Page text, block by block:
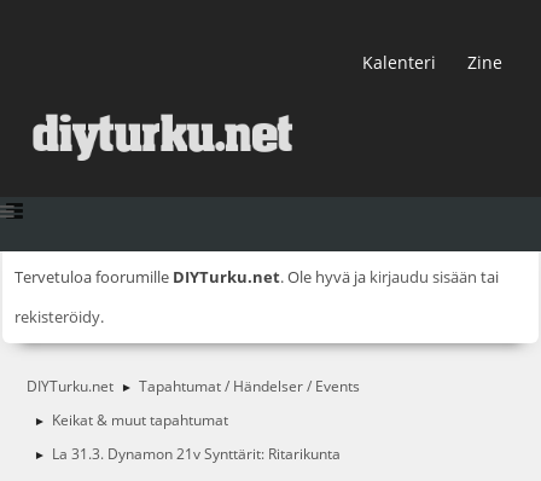
Kalenteri Zine
Tervetuloa foorumille DIYTurku.net. Ole hyvä ja kirjaudu sisään tai
rekisteröidy.
DIYTurku.net ► Tapahtumat / Händelser / Events
► Keikat & muut tapahtumat
► La 31.3. Dynamon 21v Synttärit: Ritarikunta